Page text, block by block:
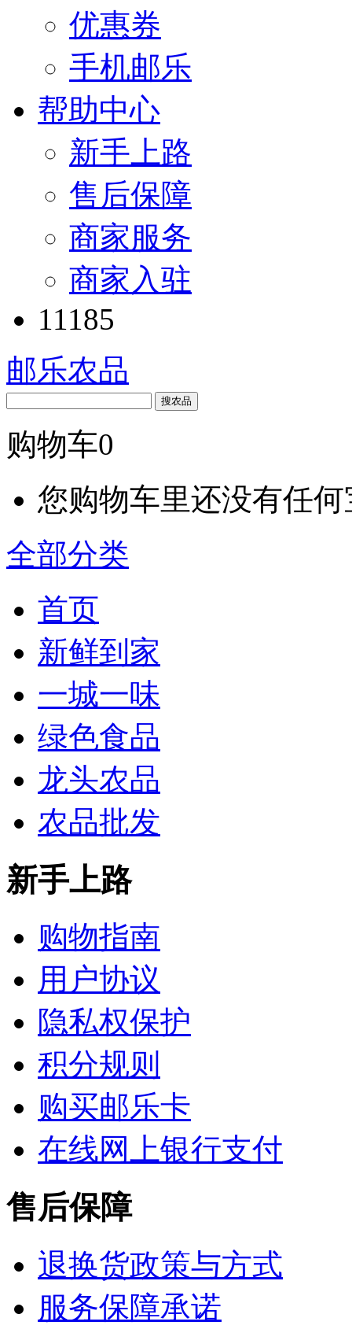
优惠券
手机邮乐
帮助中心
新手上路
售后保障
商家服务
商家入驻
11185
邮乐农品
搜农品
购物车0
您购物车里还没有任
全部分类
首页
新鲜到家
一城一味
绿色食品
龙头农品
农品批发
新手上路
购物指南
用户协议
隐私权保护
积分规则
购买邮乐卡
在线网上银行支付
售后保障
退换货政策与方式
服务保障承诺